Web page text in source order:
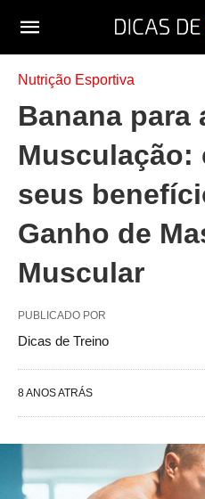
Nutrição Esportiva
Banana para
Musculação:
seus
Ganho de
Muscular
PUBLICADO POR
Dicas de Treino
8 ANOS ATRÁS